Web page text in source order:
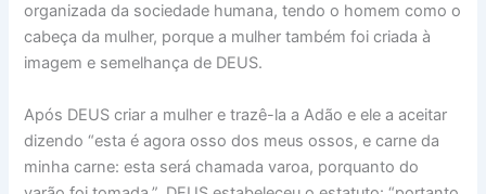
organizada da sociedade humana, tendo o homem como o
cabeça da mulher, porque a mulher também foi criada à
imagem e semelhança de DEUS.
Após DEUS criar a mulher e trazê-la a Adão e ele a aceitar
dizendo “esta é agora osso dos meus ossos, e carne da
minha carne: esta será chamada varoa, porquanto do